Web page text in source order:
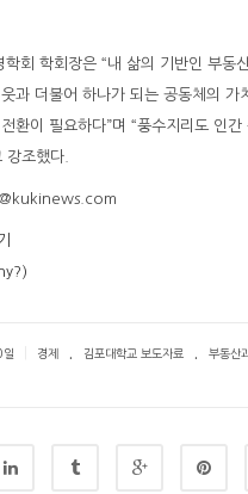
학회 학회장은 “내 삶의 기반인 부동
과 더불어 하나가 되는 공동체의 가
환이 필요하다”며 “풍수지리도 인간
강조했다.
경제 김포대학교 보도자료 부동산